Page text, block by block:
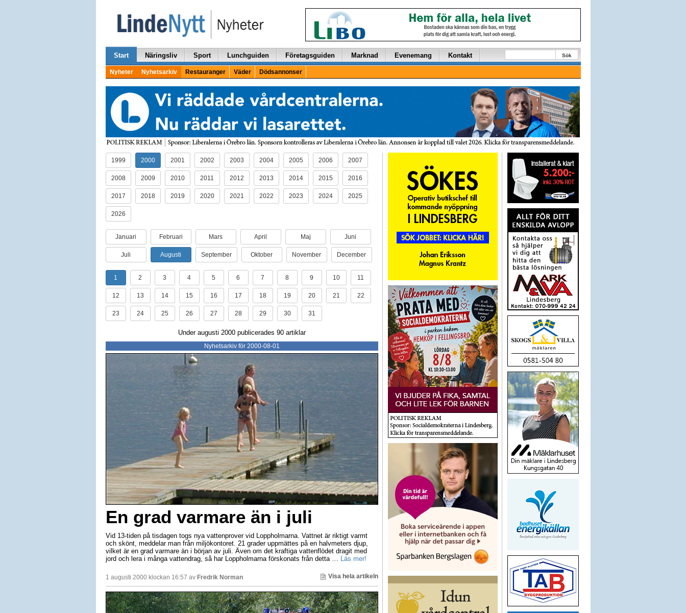
Start Näringsliv Sport Lunchguiden Företagsguiden Marknad Evenemang Kontakt Sök
Nyheter Nyhetsarkiv Restauranger Väder Dödsannonser
1999 2000 2001 2002 2003 2004 2005 2006 2007
2008 2009 2010 2011 2012 2013 2014 2015 2016
2017 2018 2019 2020 2021 2022 2023 2024 2025
2026
Januari Februari Mars April Maj Juni
Juli Augusti September Oktober November December
1 2 3 4 5 6 7 8 9 10 11
12 13 14 15 16 17 18 19 20 21 22
23 24 25 26 27 28 29 30 31
Under augusti 2000 publicerades 90 artiklar
Nyhetsarkiv för 2000-08-01
En grad varmare än i juli
Vid 13-tiden på tisdagen togs nya vattenprover vid Loppholmarna. Vattnet är riktigt varmt
och skönt, meddelar man från miljökontoret. 21 grader uppmättes på en halvmeters djup,
vilket är en grad varmare än i början av juli. Även om det kraftiga vattenflödet dragit med
jord och lera i många vattendrag, så har Loppholmarna förskonats från detta …
Läs mer!
1 augusti 2000 klockan 16:57 av Fredrik Norman Visa hela artikeln